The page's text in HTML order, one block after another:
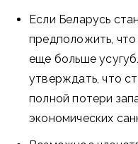
Если Беларусь
предположить,
еще больше
утверждать, что
полной потери
экономических